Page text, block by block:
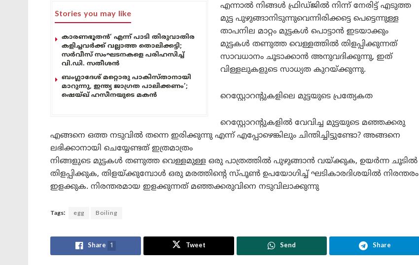
Stories you may like
കാരണഭൂതൻ’ എന്ന് പാടി തിരുവാതിര
കളിച്ചവർക്ക് വല്ലാത്ത തൊലിക്കട്ടി;
സർവീസ് സംഘടനകളെ പരിഹസിച്ച്
വി.ഡി. സതീശൻ
ബംഗ്ലാദേശ് മറ്റൊരു പാകിസ്താനായി
മാറുന്നു, ഇന്ത്യ ജാഗ്രത പാലിക്കണം’;
ഷെയ്ഖ് ഹസീനയുടെ മകൻ
എന്നാല്‍ നിങ്ങള്‍ ഫ്രിഡ്ജില്‍ നിന്ന് നേരിട്ട് എടുത്ത
മുട്ട പുഴുങ്ങാനിടുന്നുവെന്നിരിക്കട്ടെ പെട്ടെന്നുള്ള
താപനില മാറ്റം മുട്ടകള്‍ പൊട്ടാന്‍ ഇടയാക്കും
മുട്ടകള്‍ തണുത്ത വെള്ളത്തില്‍ തിളപ്പിക്കുന്നത്
സാവധാനം ചൂടാക്കാന്‍ അനുവദിക്കുന്നു, ഇത്
വിള്ളലുകളുടെ സാധ്യത കുറയ്ക്കുന്നു.
റെസ്റ്റോറന്റുകളിലെ മുട്ടയുടെ പ്രത്യേകത
റെസ്റ്റോറന്റുകളില്‍ വേവിച്ച മുട്ടയുടെ മഞ്ഞക്കരു
എങ്ങനെ ഒത്ത നടുവില്‍ തന്നെ ഇരിക്കുന്നു എന്ന് എപ്പോഴെങ്കിലും ചിന്തിച്ചിട്ടുണ്ടോ? അങ്ങനെ
ലഭിക്കാനായി ചെയ്യേണ്ടത് ഇത്രമാത്രം
നിങ്ങളുടെ മുട്ടകള്‍ തണുത്ത വെള്ളമുള്ള ഒരു പാത്രത്തില്‍ പുഴുങ്ങാന്‍ വയ്ക്കുക, ഉയര്‍ന്ന ചൂടില്‍
തിളപ്പിക്കുക, തിളയ്ക്കുമ്പോള്‍ ഒരു മരത്തിന്റെ സ്പൂണ്‍ ഉപയോഗിച്ച് ഘടികാരദിശയില്‍ നിരന്തരം
ഇളക്കുക. നിരന്തരമായ ഇളക്കുന്നത് മഞ്ഞക്കരുവിനെ നടുവിലാക്കുന്നു
Tags: egg Boiling
Share 1 Tweet Send Share